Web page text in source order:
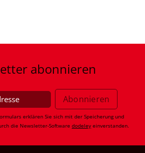
abonnieren
erklären Sie sich mit der Speicherung und
die Newsletter-Software dodeley einverstanden.